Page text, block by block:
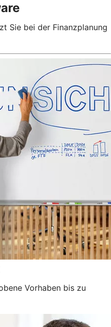
Sie bei der Finanzplanung
Vorhaben bis zu